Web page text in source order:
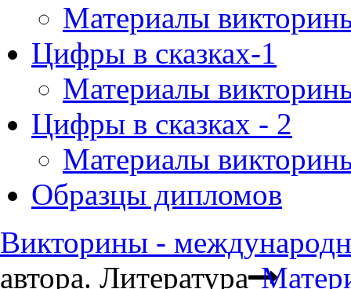
Материалы
Цифры в сказках-1
Материалы
Цифры в сказках - 2
Материалы
Образцы дипломов
Викторины -
автора. Литература